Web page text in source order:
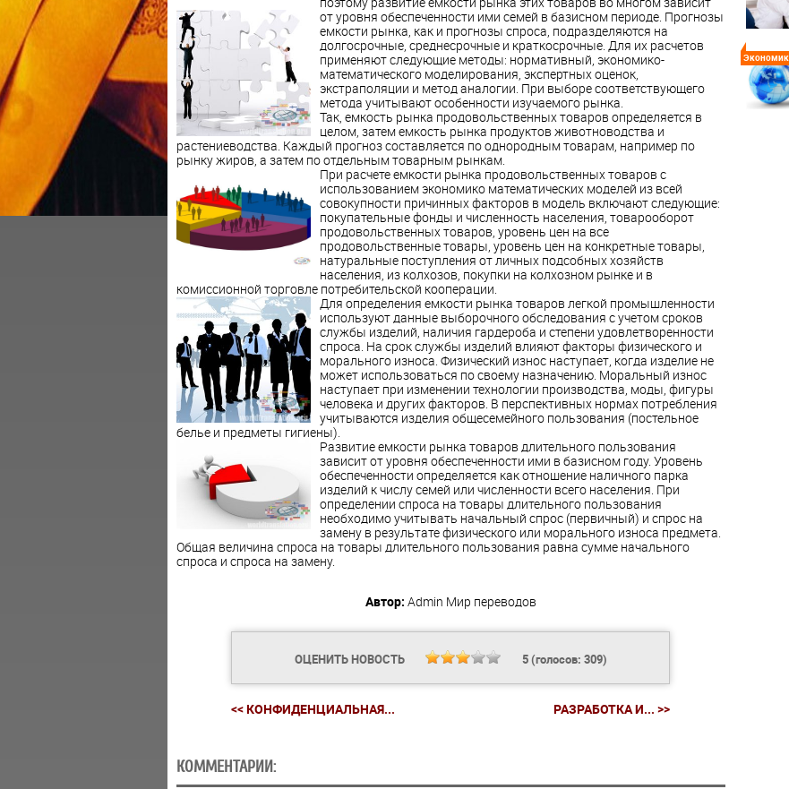
отуровня обеспеченности ими семей в базисном периоде. Прогнозы
емкости рынка, как и прогнозы спроса, подразделяются на
долгосрочные, среднесрочные и краткосрочные. Для их расчетов
применяют следующие методы: нормативный, экономико-
математического моделирования, экспертных оценок,
экстраполяции и метод аналогии. При выборе соответствующего
метода учитывают особенности изучаемого рынка.
Так, емкость рынка продовольственных товаров определяется в
целом, затем емкость рынка продуктов животноводства и
растениеводства. Каждый прогноз составляется по однородным товарам, например по
рынку жиров, а затем по отдельным товарным рынкам.
При расчете емкости рынка продовольственных товаров с
использованием экономико математических моделей из всей
совокупности причинных факторов в модель включают следующие:
покупательные фонды и численность населения, товарооборот
продовольственных товаров, уровень цен на все
продовольственные товары, уровень цен на конкретные товары,
натуральные поступления от личных подсобных хозяйств
населения, из колхозов, покупки на колхозном рынке и в
комиссионной торговле потребительской кооперации.
Для определения емкости рынка товаров легкой промышленности
используют данные выборочного обследования с учетом сроков
службы изделий, наличия гардероба и степени удовлетворенности
спроса. На срок службы изделий влияют факторы физического и
морального износа. Физический износ наступает, когда изделие не
может использоваться по своему назначению. Моральный износ
наступает при изменении технологии производства, моды, фигуры
человека и других факторов. В перспективных нормах потребления
учитываются изделия общесемейного пользования (постельное
белье и предметы гигиены).
Развитие емкости рынка товаров длительного пользования
зависит от уровня обеспеченности ими в базисном году. Уровень
обеспеченности определяется как отношение наличного парка
изделий к числу семей или численности всего населения. При
определении спроса на товары длительного пользования
необходимо учитывать начальный спрос (первичный) и спрос на
замену в результате физического или морального износа предмета.
Общая величина спроса на товары длительного пользования равна сумме начального
спроса и спроса на замену.
Автор: Admin Мир переводов
ОЦЕНИТЬ НОВОСТЬ 5(голосов: 309)
<< КОНФИДЕНЦИАЛЬНАЯ... РАЗРАБОТКА И... >>
КОММЕНТАРИИ: